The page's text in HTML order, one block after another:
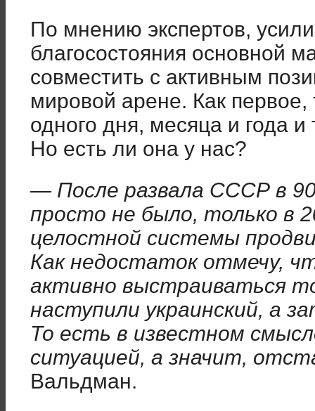
По мнению экспертов,
благосостояния основной
совместить с активным
мировой арене. Как
одного дня, месяца и года и
Но есть ли она у нас?
— После развала СССР в
просто не было, только в
целостной системы
Как недостаток отмечу,
активно выстраиваться
наступили украинский, а
То есть в известном
ситуацией, а значит,
Вальдман.